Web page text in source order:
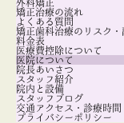
外科矯正
矯正治療の流れ
よくある質問
矯正歯科治療のリスク・
料金表
医療費控除について
医院について
院長あいさつ
スタッフ紹介
院内と設備
スタッフブログ
交通アクセス・診療時間
プライバシーポリシー